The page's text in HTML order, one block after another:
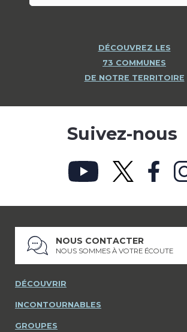
DÉCOUVREZ LES
73 COMMUNES
DE NOTRE TERRITOIRE
Suivez-nous
NOUS CONTACTER
NOUS SOMMES À VOTRE ÉCOUTE
DÉCOUVRIR
INCONTOURNABLES
GROUPES